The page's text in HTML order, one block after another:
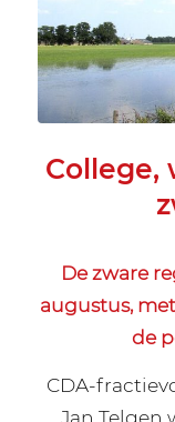
College,
De zware
augustus,
de
CDA-
Jan Telgen